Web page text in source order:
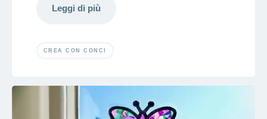
Leggi di più
CREA CON CONCI